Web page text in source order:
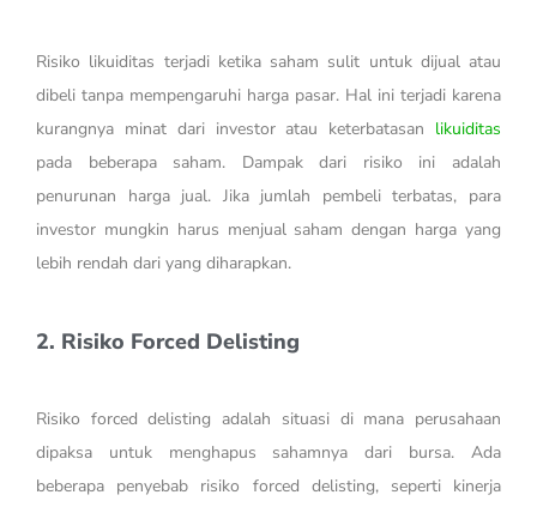
Risiko likuiditas terjadi ketika saham sulit untuk dijual atau
dibeli tanpa mempengaruhi harga pasar. Hal ini terjadi karena
kurangnya minat dari investor atau keterbatasan likuiditas
pada beberapa saham. Dampak dari risiko ini adalah
penurunan harga jual. Jika jumlah pembeli terbatas, para
investor mungkin harus menjual saham dengan harga yang
lebih rendah dari yang diharapkan.
2. Risiko Forced Delisting
Risiko forced delisting adalah situasi di mana perusahaan
dipaksa untuk menghapus sahamnya dari bursa. Ada
beberapa penyebab risiko forced delisting, seperti kinerja